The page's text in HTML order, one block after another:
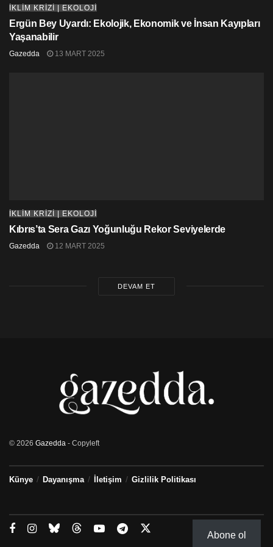
hayvan yağı ve et içeren özel beslenme tarzlarını
sürdürdüğü belirtilmişti.
İKLİM KRİZİ | EKOLOJİ
Ergün Bey Uyardı: Ekolojik, Ekonomik ve İnsan Kayıpları
Yaşanabilir
Gazedda 13 MART 2025
İKLİM KRİZİ | EKOLOJİ
Kıbrıs’ta Sera Gazı Yoğunluğu Rekor Seviyelerde
Gazedda 12 MART 2025
DEVAM ET
© 2026 Gazedda - Copyleft
Künye Dayanışma İletişim Gizlilik Politikası
Abone ol